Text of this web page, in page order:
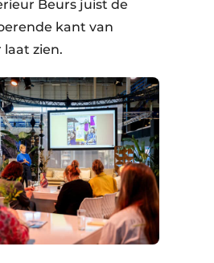
Beurs juist de
kant van
zien.